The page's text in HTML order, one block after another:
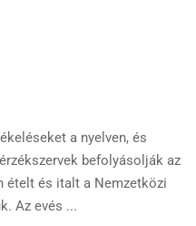
a nyelven, és
befolyásolják az
ételt és italt a Nemzetközi
Az evés ...